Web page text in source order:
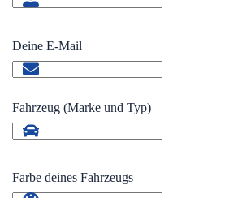
Deine E-Mail
Fahrzeug (Marke und Typ)
Farbe deines Fahrzeugs